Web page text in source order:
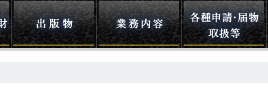
市内指定文化財 出版物 業務内容